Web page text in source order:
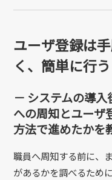
ユーザ登録は
く、簡単に行
－ システムの導
への周知とユーザ
方法で進めたかを
職員へ周知する前に、
があるかを調べるため